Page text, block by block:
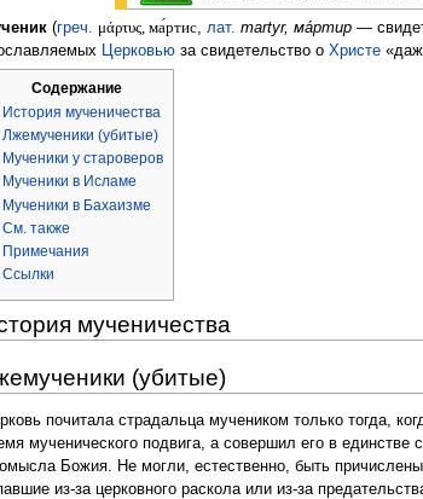
(греч. μάρτυς, ма́ртис лат. martyr, ма́ртир —
Церковью за свидетельство о Христе
Содержание
История мученичества
Лжемученики (убитые)
Мученики у староверов
Мученики в Исламе
Мученики в Бахаизме
См. также
Примечания
Ссылки
мученичества
(убитые)
почитала страдальца мучеником только тогда,
мученического подвига, а совершил его в
Божия. Не могли, естественно, быть
из-за церковного раскола или из-за